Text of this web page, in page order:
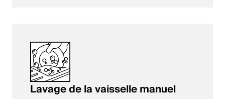
Lavage de la vaisselle manuel